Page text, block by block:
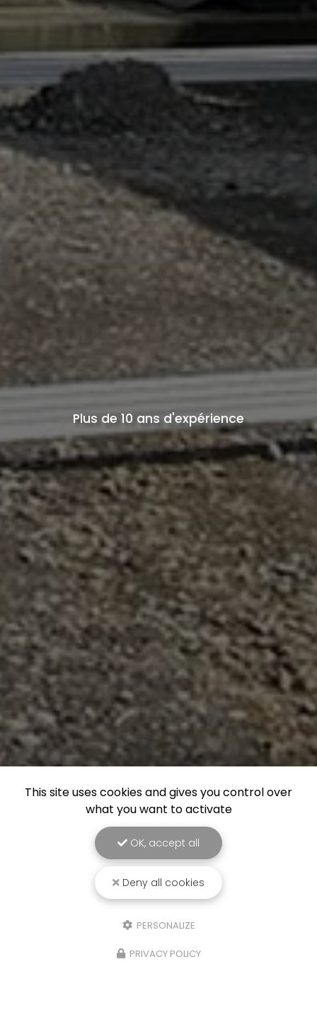
Plus de 10 ans d'expérience
This site uses cookies and gives you control over
what you want to activate
OK, accept all
Deny all cookies
PERSONALIZE
PRIVACY POLICY